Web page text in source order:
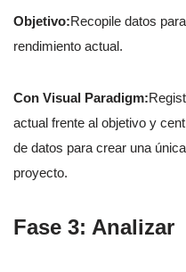
Objetivo:Recopile datos
rendimiento actual.
Con Visual Paradigm:
actual frente al objetivo y
de datos para crear una
proyecto.
Fase 3: Analizar